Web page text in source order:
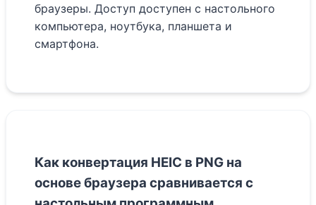
браузеры. Доступ доступен с настольного
компьютера, ноутбука, планшета и
смартфона.
Как конвертация HEIC в PNG на
основе браузера сравнивается с